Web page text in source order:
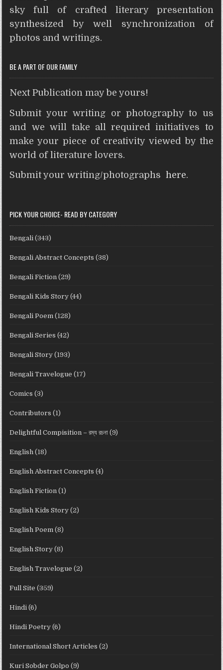
A
p
p
o
o
k
e
r
r
e
s
n
g
e
t
sky full of crafted literary presentation
synthesized by well synchronization of
photos and writings.
BE A PART OF OUR FAMILY
Next Publication may be yours!
Submit your writing or photography to us
and we will take all required initiatives to
make your piece of creativity viewed by the
world of literature lovers.
Submit your writing/photographshere.
PICK YOUR CHOICE- READ BY CATEGORY
Bengali (343)
Bengali Abstract Concepts (38)
Bengali Fiction (29)
Bengali Kids Story (44)
Bengali Poem (128)
Bengali Series (42)
Bengali Story (193)
Bengali Travelogue (17)
Comics (3)
Contributors (1)
Delightful Compisition – রম্য রচনা (9)
English (18)
English Abstract Concepts (4)
English Fiction (1)
English Kids Story (2)
English Poem (8)
English Story (8)
English Travelogue (2)
Full Site (359)
Hindi (6)
Hindi Poetry (6)
International Short Articles (2)
Kuri Sobder Golpo (9)